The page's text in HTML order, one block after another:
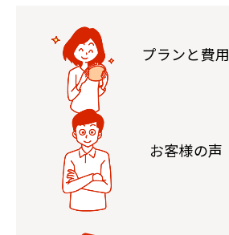
プランと費用
お客様の声